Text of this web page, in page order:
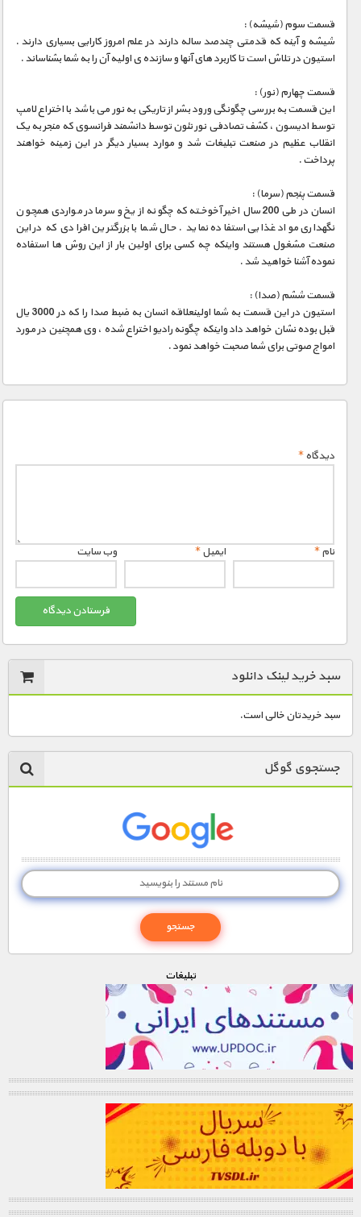
کیهان / نجوم
گردشگری
مسابقات / ورزشی
مستند های اختصاصی
قسمت سوم (شیشه) :
شیشه و آینه که قدمتی چندصد ساله دارند در علم امروز کارایی بسیاری دارند .
استیون در تلاش است تا کاربرد های آنها و سازنده ی اولیه آن را به شما بشناساند .
قسمت چهارم (نور) :
این قسمت به بررسی چگونگی ورود بشر از تاریکی به نور می باشد با اختراع لامپ
توسط ادیسون ، کشف تصادفی نور نئون توسط دانشمند فرانسوی که منجر به یک
انقلاب عظیم در صنعت تبلیغات شد و موارد بسیار دیگر در این زمینه خواهند
پرداخت .
قسمت پنجم (سرما) :
انسان در طی 200 سال اخیر آخوخته که چگونه از یخ و سرما در مواردی همچون
نگهداری مواد غذایی استفاده نماید . حال شما با بزرگترین افرادی که در این
صنعت مشغول هستند واینکه چه کسی برای اولین بار از این روش ها استفاده
نموده آشنا خواهید شد .
قسمت ششم (صدا) :
استیون در این قسمت به شما اولینعلاقه انسان به ضبط صدا را که در 3000 یال
قبل بوده نشان خواهد داد واینکه چگونه رادیو اختراع شده ، وی همچنین در مورد
امواج صوتی برای شما صحبت خواهد نمود .
دیدگاه*
نام* ایمیل* وب‌ سایت
سبد خرید لینک دانلود
سبد خریدتان خالی است.
جستجوی گوگل
تبليغات